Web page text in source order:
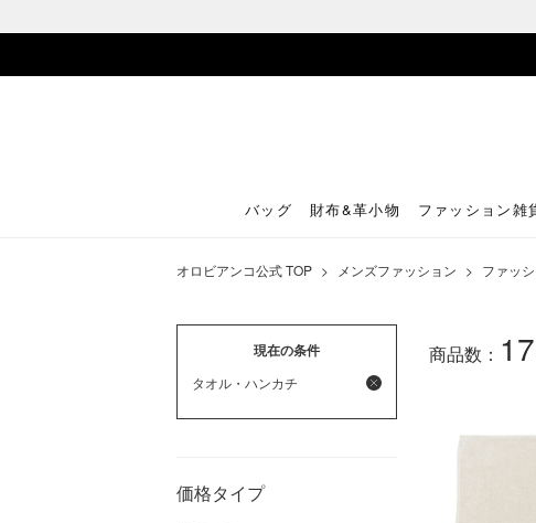
バッグ 財布&革小物 ファッション雑
オロビアンコ公式 TOP > メンズファッション > ファッ
現在の条件
タオル・ハンカチ
価格タイプ
商品数： 17